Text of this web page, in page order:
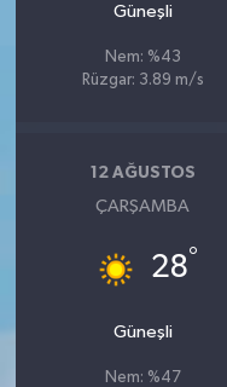
Güneşli
Nem: %43
Rüzgar: 3.89 m/s
12 AĞUSTOS
ÇARŞAMBA
28°
Güneşli
Nem: %47